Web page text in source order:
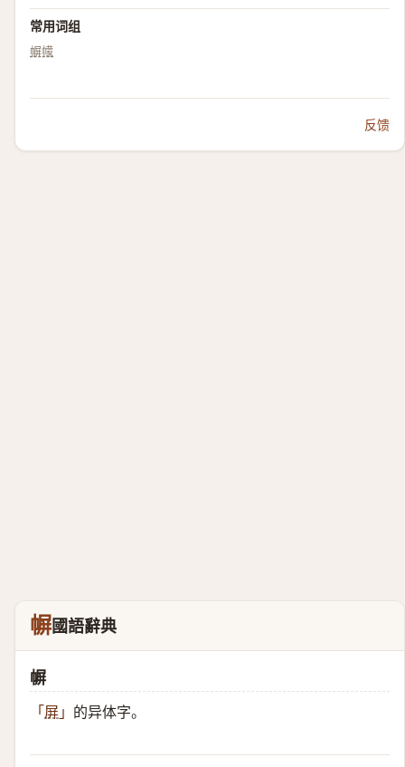
常用词组
幈幪
反馈
幈國語辭典
幈
「 屏 」 的异体字。